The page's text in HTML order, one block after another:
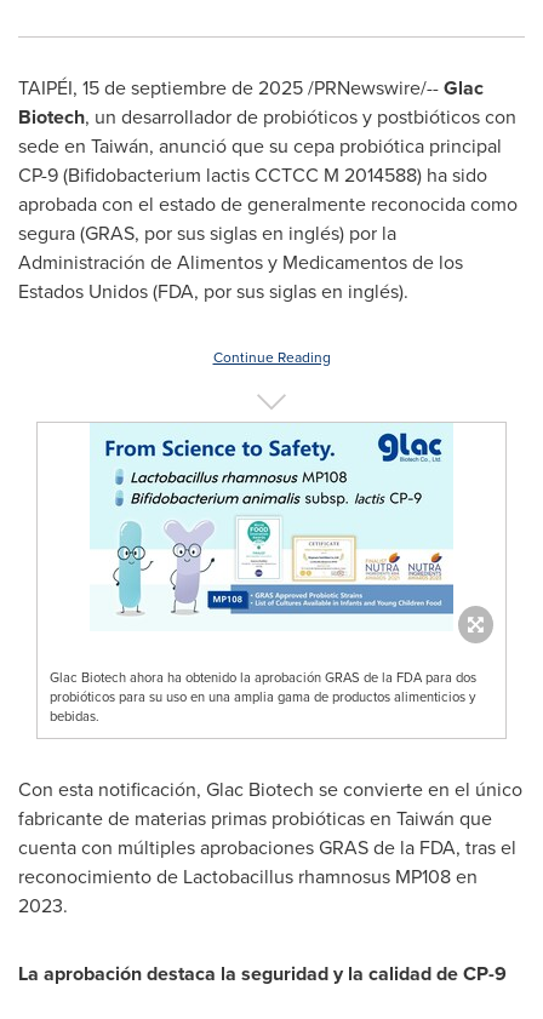
TAIPÉI, 15 de septiembre de 2025/PRNewswire/--Glac
Biotech, un desarrollador de probióticos y postbióticos con
sede en Taiwán, anunció que su cepa probiótica principal
CP-9 (Bifidobacterium lactis CCTCC M 2014588) ha sido
aprobada con el estado de generalmente reconocida como
segura (GRAS, por sus siglas en inglés) por la
Administración de Alimentos y Medicamentos de los
Estados Unidos (FDA, por sus siglas en inglés).
Continue Reading
Glac Biotech ahora ha obtenido la aprobación GRAS de la FDA para dos
probióticos para su uso en una amplia gama de productos alimenticios y
bebidas.
Con esta notificación, Glac Biotech se convierte en el único
fabricante de materias primas probióticas en Taiwán que
cuenta con múltiples aprobaciones GRAS de la FDA, tras el
reconocimiento de Lactobacillus rhamnosus MP108 en
2023.
La aprobación destaca la seguridad y la calidad de CP-9